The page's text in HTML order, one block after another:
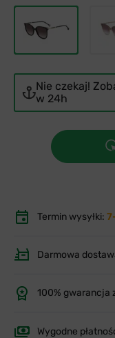
Nie czekaj!
w 24h
Termin wysyłki:
Darmowa
100% gwarancja
Wygodne